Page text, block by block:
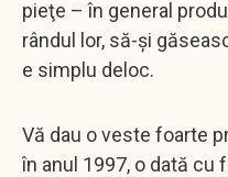
pieţe – în general
rândul lor, să-şi
e simplu deloc.
Vă dau o veste foarte
în anul 1997, o dată cu